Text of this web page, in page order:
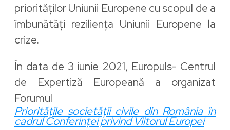
priorităților Uniunii Europene cu scopul de a
îmbunătăți reziliența Uniunii Europene la
crize.
În data de 3 iunie 2021, Europuls- Centrul
de Expertiză Europeană a organizat
Forumul
Prioritățile societății civile din România în
cadrul Conferinței privind Viitorul Europei